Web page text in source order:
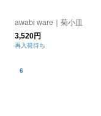
awabi ware｜菊小皿
3,520円
再入荷待ち